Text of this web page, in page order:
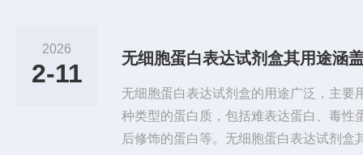
配置上各有千秋。有的仪器支持四通道检
2026
2-11
无细胞蛋白表达试剂盒其用途涵
无细胞蛋白表达试剂盒的用途广泛，主要
种类型的蛋白质，包括难表达蛋白、毒性
后修饰的蛋白等。无细胞蛋白表达试剂盒